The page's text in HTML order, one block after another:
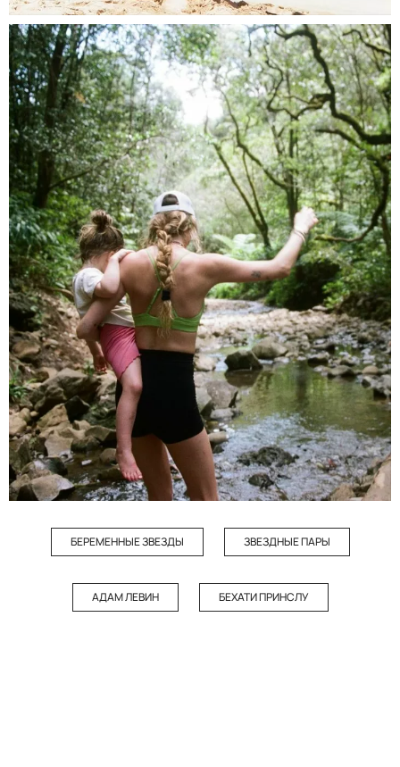
БЕРЕМЕННЫЕ ЗВЕЗДЫ ЗВЕЗДНЫЕ ПАРЫ
АДАМ ЛЕВИН БЕХАТИ ПРИНСЛУ